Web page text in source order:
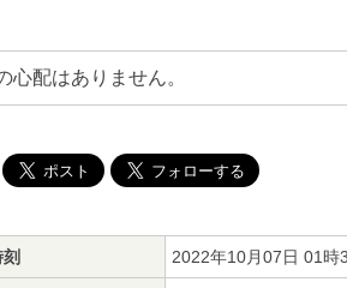
心配はありません。
2022年10月07日 01時